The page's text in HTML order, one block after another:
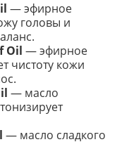
— эфирное
головы и
Oil — эфирное
чистоту кожи
— масло
— масло сладкого